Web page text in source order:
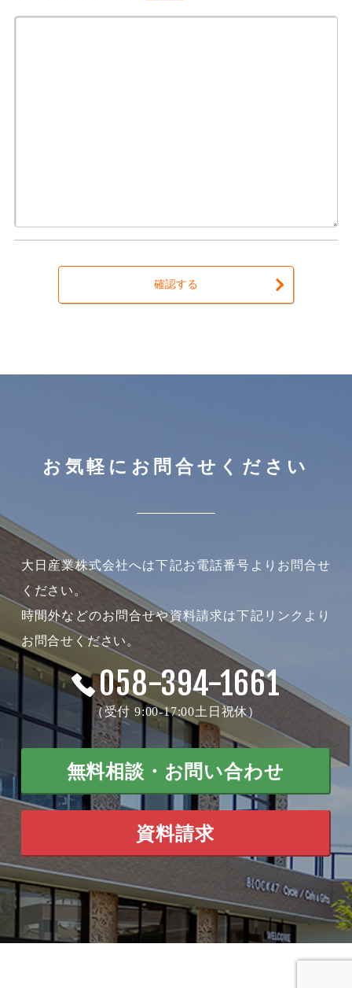
確認する
お気軽にお問合せください
大日産業株式会社へは下記お電話番号よりお問合せ
ください。
時間外などのお問合せや資料請求は下記リンクより
お問合せください。
058-394-1661
（受付 9:00-17:00土日祝休）
無料相談・お問い合わせ
資料請求